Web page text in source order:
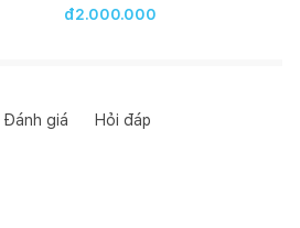
đ2.000.000
Đánh giá Hỏi đáp